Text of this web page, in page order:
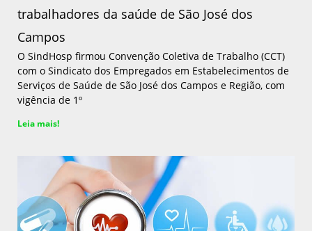
trabalhadores da saúde de São José dos
Campos
O SindHosp firmou Convenção Coletiva de Trabalho (CCT)
com o Sindicato dos Empregados em Estabelecimentos de
Serviços de Saúde de São José dos Campos e Região, com
vigência de 1º
Leia mais!